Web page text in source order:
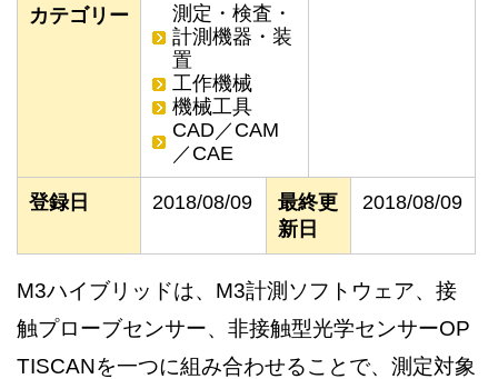
カテゴリー
測定・検査・
計測機器・装
置
工作機械
機械工具
CAD／CAM
／CAE
登録日 2018/08/09
最終更
新日
2018/08/09
M3ハイブリッドは、M3計測ソフトウェア、接
触プローブセンサー、非接触型光学センサーOP
TISCANを一つに組み合わせることで、測定対象